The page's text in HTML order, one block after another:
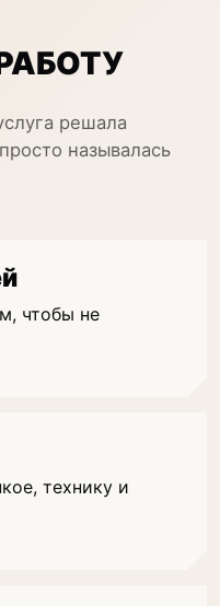
решала
называлась
чтобы не
технику и